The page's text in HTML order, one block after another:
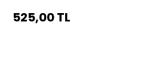
525,00 TL